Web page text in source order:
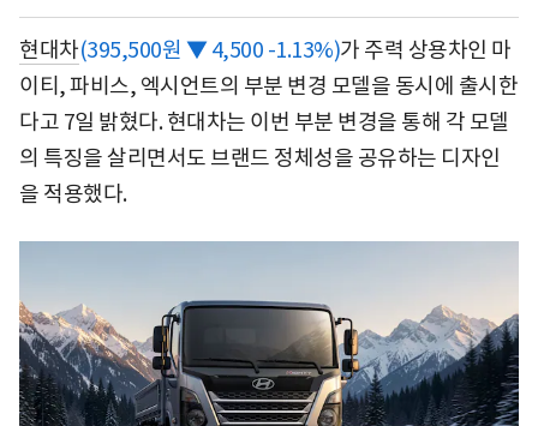
현대차(395,500원 ▼ 4,500 -1.13%)가 주력 상용차인 마
이티, 파비스, 엑시언트의 부분 변경 모델을 동시에 출시한
다고 7일 밝혔다. 현대차는 이번 부분 변경을 통해 각 모델
의 특징을 살리면서도 브랜드 정체성을 공유하는 디자인
을 적용했다.